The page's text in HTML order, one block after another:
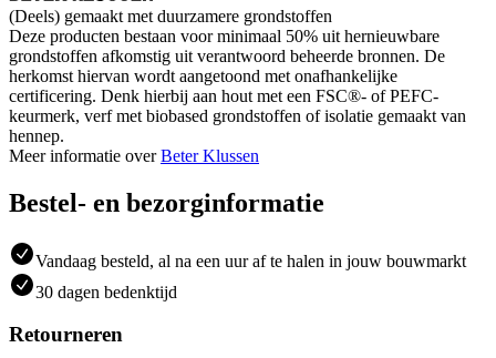
(Deels) gemaakt met duurzamere grondstoffen
Deze producten bestaan voor minimaal 50% uit hernieuwbare
grondstoffen afkomstig uit verantwoord beheerde bronnen. De
herkomst hiervan wordt aangetoond met onafhankelijke
certificering. Denk hierbij aan hout met een FSC®- of PEFC-
keurmerk, verf met biobased grondstoffen of isolatie gemaakt van
hennep.
Meer informatie overBeter Klussen
Bestel- en bezorginformatie
Vandaag besteld, al na een uur af te halen in jouw bouwmarkt
30 dagen bedenktijd
Retourneren